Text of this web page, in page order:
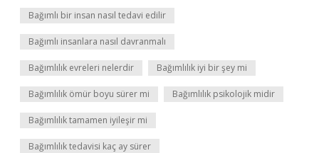
Bağımlı bir insan nasıl tedavi edilir
Bağımlı insanlara nasıl davranmalı
Bağımlılık evreleri nelerdir Bağımlılık iyi bir şey mi
Bağımlılık ömür boyu sürer mi Bağımlılık psikolojik midir
Bağımlılık tamamen iyileşir mi
Bağımlılık tedavisi kaç ay sürer